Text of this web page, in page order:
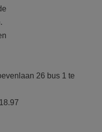
26 bus 1 te